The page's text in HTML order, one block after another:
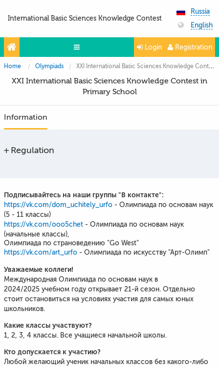
International Basic Sciences Knowledge Contest
Russia
English
Olympiads
Partners
Login Registration
Home Olympiads XXI International Basic Sciences Knowledge Contest in Primary School
XXI International Basic Sciences Knowledge Contest in
Primary School
Information
Regulation
Подписывайтесь на наши группы "В контакте":
https://vk.com/dom_uchitely_urfo - Олимпиада по основам наук
(5 - 11 классы)
https://vk.com/ooo5chet - Олимпиада по основам наук
(начальные классы),
Олимпиада по страноведению "Go West"
https://vk.com/art_urfo - Олимпиада по искусству "Арт-Олимп"
Уважаемые коллеги!
Международная Олимпиада по основам наук в
2024/2025 учебном году открывает 21-й сезон. Отдельно
стоит остановиться на условиях участия для самых юных
школьников.
Какие классы участвуют?
1, 2, 3, 4 классы. Все учащиеся начальной школы.
Кто допускается к участию?
Любой желающий ученик начальных классов без какого-либо